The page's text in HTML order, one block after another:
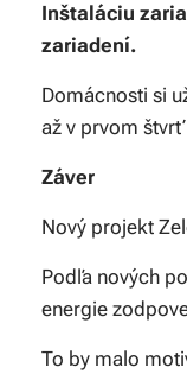
Inštaláciu
zariadení.
Domácnosti si
až v prvom
Záver
Nový projekt
Podľa nových
energie
To by malo